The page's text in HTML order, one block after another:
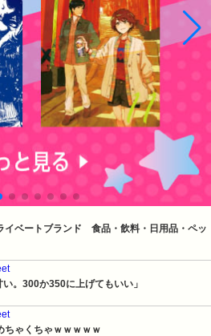
イベートブランド 食品・飲料・日用品・ペッ
。300か350に上げてもいい」
ちゃくちゃｗｗｗｗｗ